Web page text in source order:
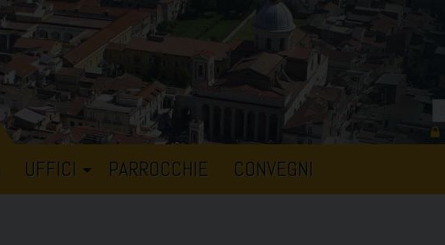
UFFICI PARROCCHIE CONVEGNI